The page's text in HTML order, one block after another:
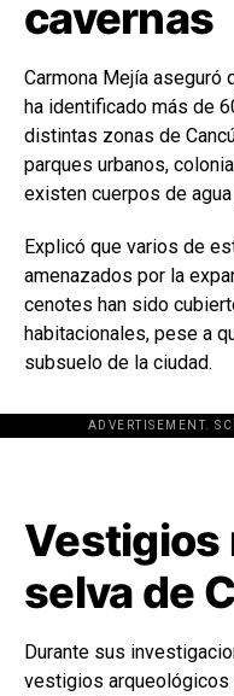
cavernas
Carmona Mejía aseguró
ha identificado más de
distintas zonas de
parques urbanos,
existen cuerpos de
Explicó que varios de
amenazados por la
cenotes han sido
habitacionales, pese a
subsuelo de la ciudad.
ADVERTISEMENT.
Vestigios
selva de
Durante sus
vestigios arqueológicos